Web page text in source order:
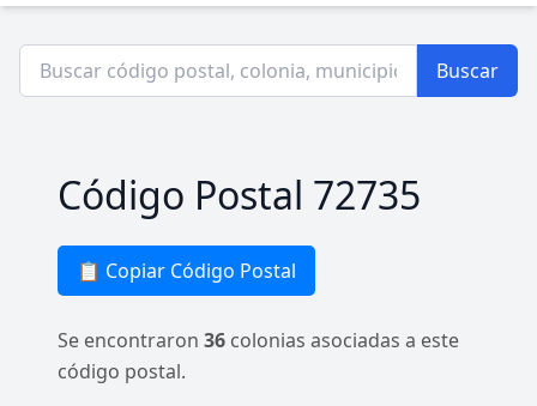
Buscar
Código Postal 72735
📋 Copiar Código Postal
Se encontraron 36 colonias asociadas a este
código postal.